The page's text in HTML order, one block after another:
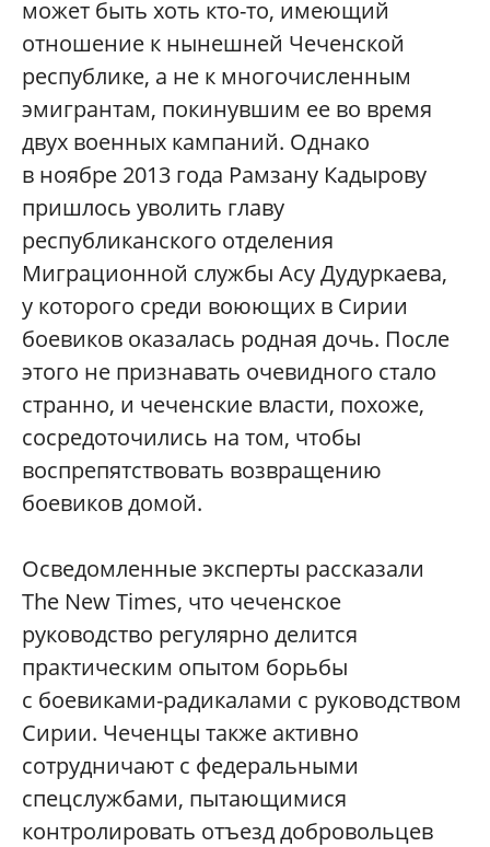
может быть хоть кто-то, имеющий
отношение к нынешней Чеченской
республике, а не к многочисленным
эмигрантам, покинувшим ее во время
двух военных кампаний. Однако
в ноябре 2013 года Рамзану Кадырову
пришлось уволить главу
республиканского отделения
Миграционной службы Асу Дудуркаева,
у которого среди воюющих в Сирии
боевиков оказалась родная дочь. После
этого не признавать очевидного стало
странно, и чеченские власти, похоже,
сосредоточились на том, чтобы
воспрепятствовать возвращению
боевиков домой.
Осведомленные эксперты рассказали
The New Times, что чеченское
руководство регулярно делится
практическим опытом борьбы
с боевиками-радикалами с руководством
Сирии. Чеченцы также активно
сотрудничают с федеральными
спецслужбами, пытающимися
контролировать отъезд добровольцев